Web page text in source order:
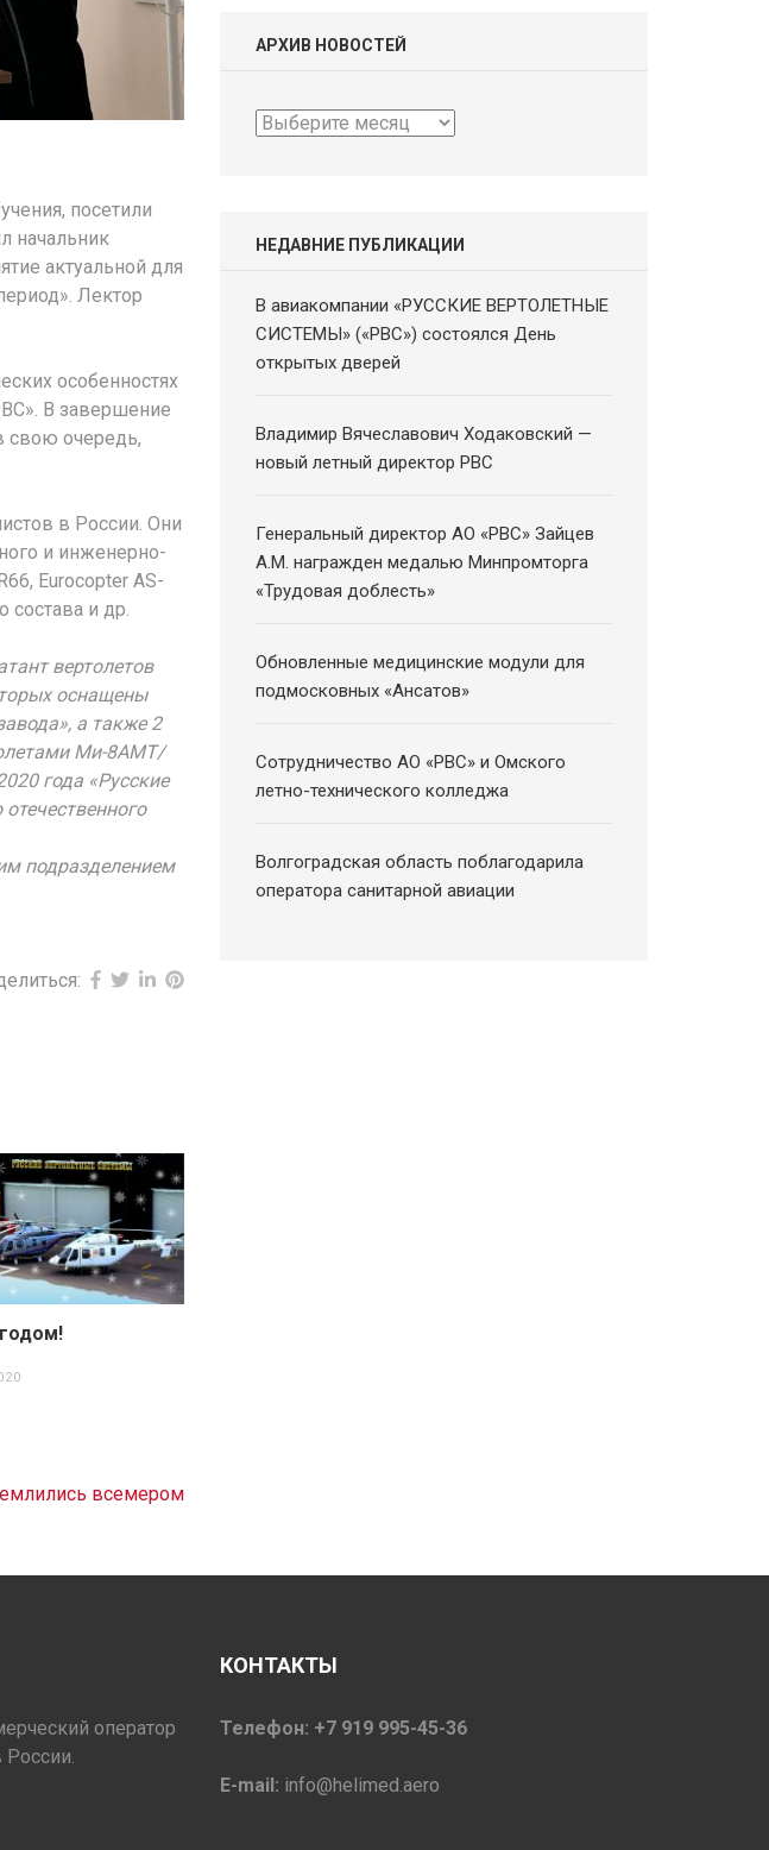
посетили
начальник
актуальной для
Лектор
особенностях
В завершение
свою очередь,
в России. Они
и инженерно-
Eurocopter AS-
состава и др.
вертолетов
оснащены
а также 2
Ми-8АМТ/
года «Русские
подразделением
всемером
АРХИВ НОВОСТЕЙ
Архив
НЕДАВНИЕ ПУБЛИКАЦИИ
В авиакомпании «РУССКИЕ ВЕРТОЛЕТНЫЕ
СИСТЕМЫ» («РВС») состоялся День
открытых дверей
Владимир Вячеславович Ходаковский —
новый летный директор РВС
Генеральный директор АО «РВС» Зайцев
А.М. награжден медалью Минпромторга
«Трудовая доблесть»
Обновленные медицинские модули для
подмосковных «Ансатов»
Сотрудничество АО «РВС» и Омского
летно-технического колледжа
Волгоградская область поблагодарила
оператора санитарной авиации
оператор
КОНТАКТЫ
Телефон: +7 919 995-45-36
E-mail: info@helimed.aero